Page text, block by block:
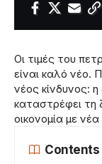
Οι τιμές του
είναι καλό νέο.
νέος κίνδυνος: η
καταστρέφει τη
οικονομία με
Contents